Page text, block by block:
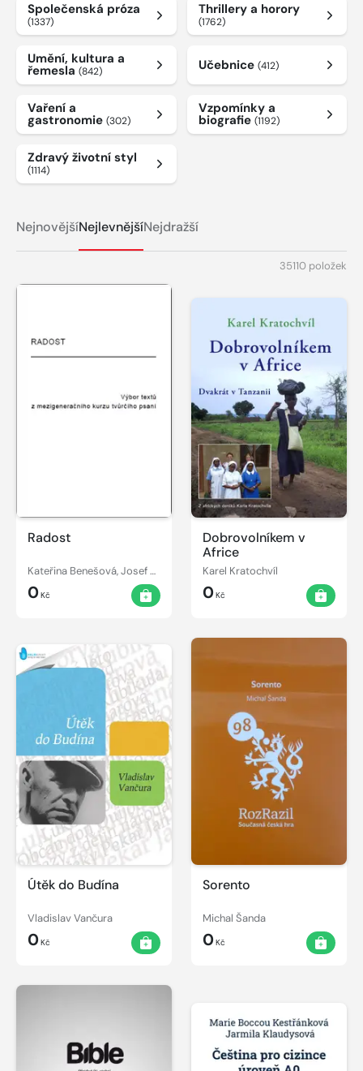
Společenská próza
(1337)
Thrillery a horory
(1762)
Umění, kultura a
řemesla (842) Učebnice (412)
Vaření a
gastronomie (302)
Vzpomínky a
biografie (1192)
Zdravý životní styl
(1114)
NejnovějšíNejlevnějšíNejdražší
35110 položek
Radost
Kateřina Benešová, Josef Beran
0Kč
Dobrovolníkem v
Africe
Karel Kratochvíl
0Kč
Útěk do Budína
Vladislav Vančura
0Kč
Sorento
Michal Šanda
0Kč